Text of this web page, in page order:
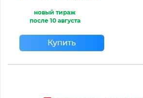
новый тираж
после 10 августа